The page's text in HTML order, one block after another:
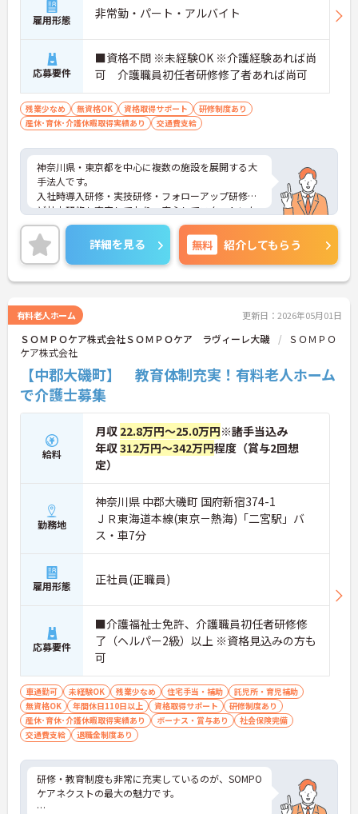
雇用形態 非常勤・パート・アルバイト
応募要件
■資格不問 ※未経験OK ※介護経験あれば尚
可 介護職員初任者研修修了者あれば尚可
残業少なめ 無資格OK 資格取得サポート
研修制度あり
産休･育休･介護休暇取得実績あり
交通費支給
神奈川県・東京都を中心に複数の施設を展開する大
手法人です。
入社時導入研修・実技研修・フォローアップ研修な
ど社内研修も充実しており、安心してスタートいた
だけます。
資格取得のための支援制度もあり、働きながらスキ
ルアップも目指せます。
施設形態が豊富なため、キャリアアップの際には
様々な業種での経験を積むこともできます。
詳細をお話しいたしますのでお気軽にご相談くださ
い！
詳細を見る 無料 紹介してもらう
有料老人ホーム 更新日：2026年05月01日
ＳＯＭＰＯケア株式会社ＳＯＭＰＯケア ラヴィーレ大磯
ＳＯＭＰＯ
ケア株式会社
【中郡大磯町】 教育体制充実！有料老人ホーム
で介護士募集
給料
月収 22.8万円～25.0万円※諸手当込み
年収312万円～342万円程度（賞与2回想
定）
勤務地
神奈川県 中郡大磯町 国府新宿374-1
ＪＲ東海道本線(東京－熱海)「二宮駅」バ
ス・車7分
雇用形態 正社員(正職員)
応募要件
■介護福祉士免許、介護職員初任者研修修
了（ヘルパー2級）以上 ※資格見込みの方も
可
車通勤可 未経験OK 残業少なめ 住宅手当・補助
託児所・育児補助
無資格OK
年間休日110日以上 資格取得サポート
研修制度あり
産休･育休･介護休暇取得実績あり
ボーナス・賞与あり
社会保険完備
交通費支給
退職金制度あり
研修・教育制度も非常に充実しているのが、SOMPO
ケアネクストの最大の魅力です。